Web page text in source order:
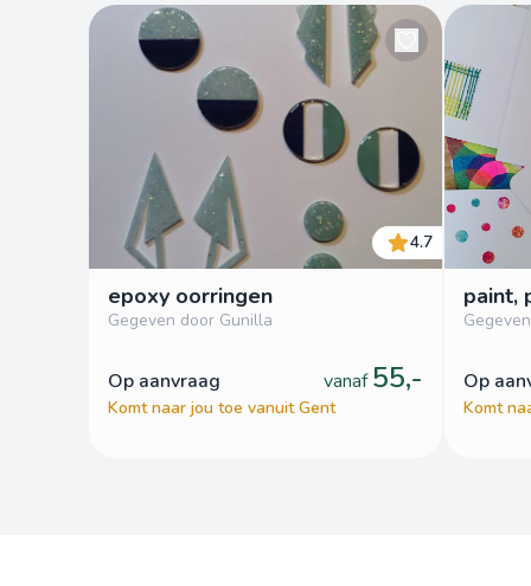
4.7
epoxy oorringen
Gegeven door Gunilla
op aanvraag vanaf 55,-
Komt naar jou toe vanuit Gent
paint,
op
Komt